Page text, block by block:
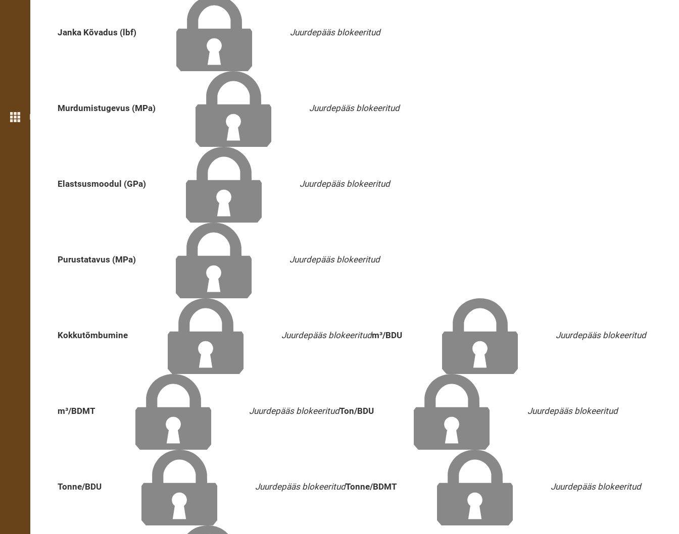
Rohkem funktsioone
Janka Kõvadus (lbf) Juurdepääs blokeeritud
Murdumistugevus (MPa) Juurdepääs blokeeritud
Elastsusmoodul (GPa) Juurdepääs blokeeritud
Purustatavus (MPa) Juurdepääs blokeeritud
Kokkutõmbumine Juurdepääs blokeeritudm³/BDU Juurdepääs blokeeritud
m³/BDMT Juurdepääs blokeeritudTon/BDU Juurdepääs blokeeritud
Tonne/BDU Juurdepääs blokeeritudTonne/BDMT Juurdepääs blokeeritud